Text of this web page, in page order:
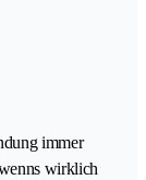
immer
wirklich